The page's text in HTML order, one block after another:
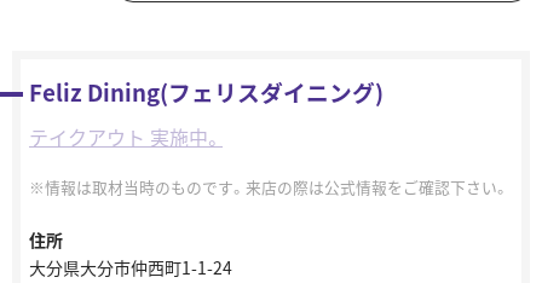
Feliz Dining(フェリスダイニング)
テイクアウト 実施中。
情報は取材当時のものです。来店の際は公式情報をご確認下さい。
住所
大分県大分市仲西町1-1-24